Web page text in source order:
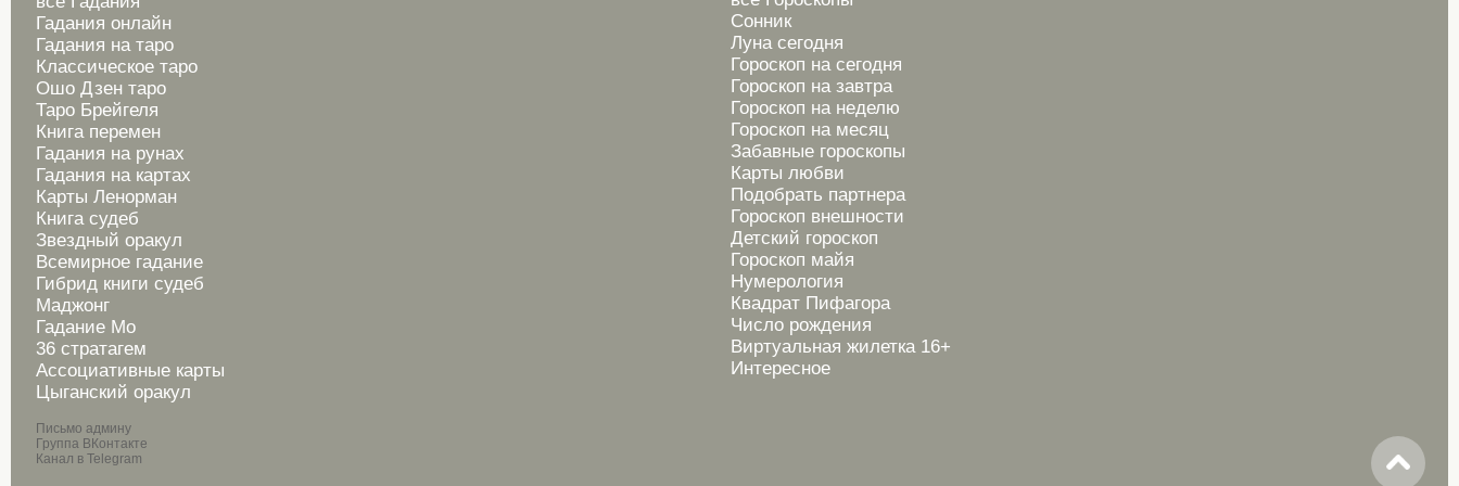
Гадания онлайн
Гадания на таро
Классическое таро
Ошо Дзен таро
Таро Брейгеля
Книга перемен
Гадания на рунах
Гадания на картах
Карты Ленорман
Книга судеб
Звездный оракул
Всемирное гадание
Гибрид книги судеб
Маджонг
Гадание Мо
36 стратагем
Ассоциативные карты
Цыганский оракул
Письмо админу
Группа ВКонтакте
Канал в Telegram
Сонник
Луна сегодня
Гороскоп на сегодня
Гороскоп на завтра
Гороскоп на неделю
Гороскоп на месяц
Забавные гороскопы
Карты любви
Подобрать партнера
Гороскоп внешности
Детский гороскоп
Гороскоп майя
Нумерология
Квадрат Пифагора
Число рождения
Виртуальная жилетка 16+
Интересное